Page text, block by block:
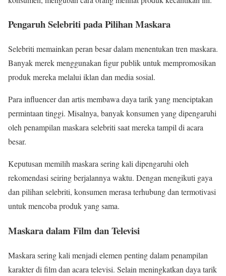
Pengaruh Selebriti pada Pilihan Maskara
Selebriti memainkan peran besar dalam menentukan tren maskara.
Banyak merek menggunakan figur publik untuk mempromosikan
produk mereka melalui iklan dan media sosial.
Para influencer dan artis membawa daya tarik yang menciptakan
permintaan tinggi. Misalnya, banyak konsumen yang dipengaruhi
oleh penampilan maskara selebriti saat mereka tampil di acara
besar.
Keputusan memilih maskara sering kali dipengaruhi oleh
rekomendasi seiring berjalannya waktu. Dengan mengikuti gaya
dan pilihan selebriti, konsumen merasa terhubung dan termotivasi
untuk mencoba produk yang sama.
Maskara dalam Film dan Televisi
Maskara sering kali menjadi elemen penting dalam penampilan
karakter di film dan acara televisi. Selain meningkatkan daya tarik